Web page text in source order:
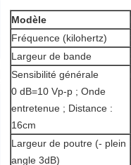
Modèle
Fréquence (kilohertz)
Largeur de bande
Sensibilité générale
0 dB=10 Vp-p ; Onde
entretenue ; Distance :
16cm
Largeur de poutre (- plein
angle 3dB)